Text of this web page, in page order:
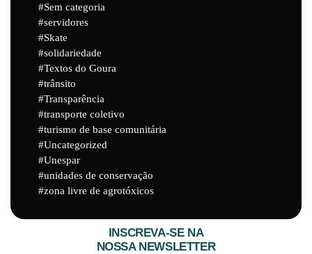
Sem categoria
servidores
Skate
solidariedade
Textos do Goura
trânsito
Transparência
transporte coletivo
turismo de base comunitária
Uncategorized
Unespar
unidades de conservação
zona livre de agrotóxicos
INSCREVA-SE NA
NOSSA NEWSLETTER